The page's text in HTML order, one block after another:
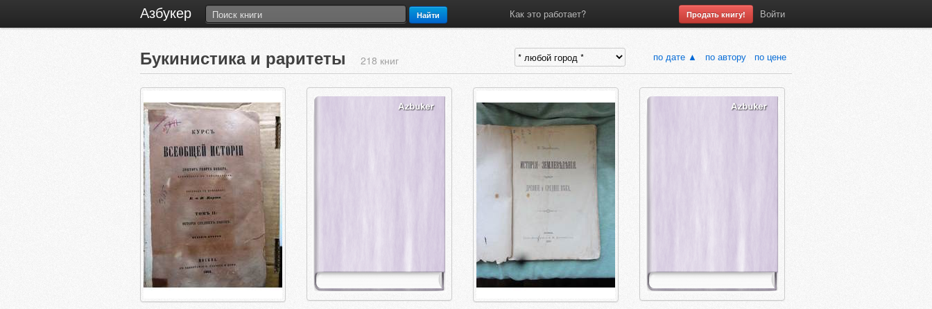
Азбукер Найти Как это работает? Продать книгу! Войти
Букинистика и раритеты 218 книг по дате ▲ по автору по цене